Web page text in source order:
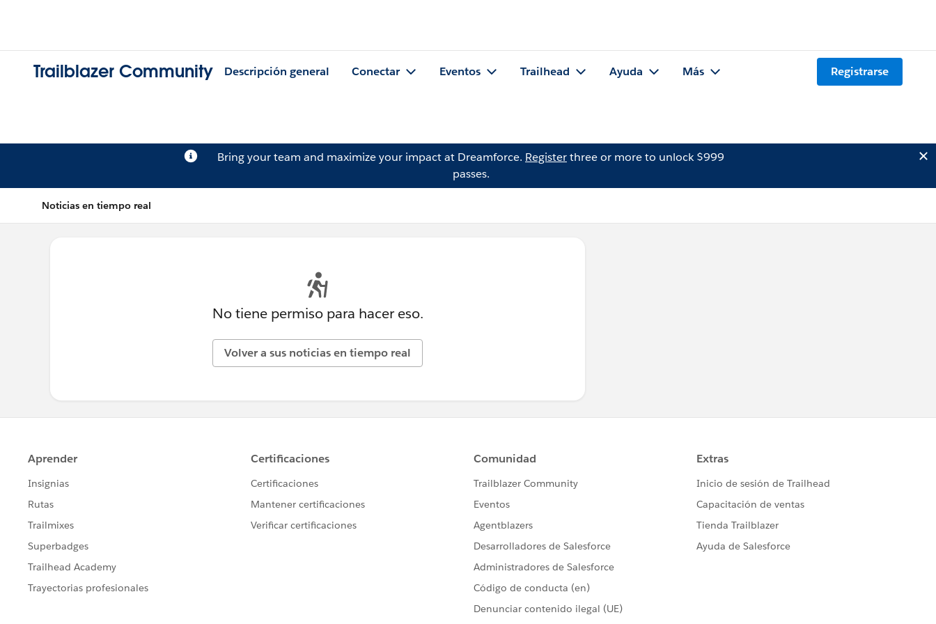
Trailblazer Community Descripción general Conectar Eventos Trailhead Ayuda Más Registrarse
Bring your team and maximize your impact at Dreamforce. Registerthree or more to unlock $999
passes.
Noticias en tiempo real
No tiene permiso para hacer eso.
Volver a sus noticias en tiempo real